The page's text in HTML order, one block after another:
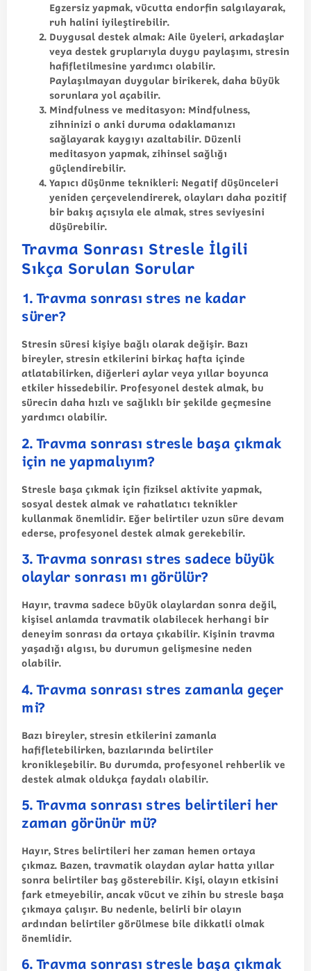
Egzersiz yapmak, vücutta endorfin salgılayarak,
ruh halini iyileştirebilir.
Duygusal destek almak: Aile üyeleri, arkadaşlar
veya destek gruplarıyla duygu paylaşımı, stresin
hafifletilmesine yardımcı olabilir.
Paylaşılmayan duygular birikerek, daha büyük
sorunlara yol açabilir.
Mindfulness ve meditasyon: Mindfulness,
zihninizi o anki duruma odaklamanızı
sağlayarak kaygıyı azaltabilir. Düzenli
meditasyon yapmak, zihinsel sağlığı
güçlendirebilir.
Yapıcı düşünme teknikleri: Negatif düşünceleri
yeniden çerçevelendirerek, olayları daha pozitif
bir bakış açısıyla ele almak, stres seviyesini
düşürebilir.
Travma Sonrası Stresle İlgili
Sıkça Sorulan Sorular
1. Travma sonrası stres ne kadar
sürer?
Stresin süresi kişiye bağlı olarak değişir. Bazı
bireyler, stresin etkilerini birkaç hafta içinde
atlatabilirken, diğerleri aylar veya yıllar boyunca
etkiler hissedebilir. Profesyonel destek almak, bu
sürecin daha hızlı ve sağlıklı bir şekilde geçmesine
yardımcı olabilir.
2. Travma sonrası stresle başa çıkmak
için ne yapmalıyım?
Stresle başa çıkmak için fiziksel aktivite yapmak,
sosyal destek almak ve rahatlatıcı teknikler
kullanmak önemlidir. Eğer belirtiler uzun süre devam
ederse, profesyonel destek almak gerekebilir.
3. Travma sonrası stres sadece büyük
olaylar sonrası mı görülür?
Hayır, travma sadece büyük olaylardan sonra değil,
kişisel anlamda travmatik olabilecek herhangi bir
deneyim sonrası da ortaya çıkabilir. Kişinin travma
yaşadığı algısı, bu durumun gelişmesine neden
olabilir.
4. Travma sonrası stres zamanla geçer
mi?
Bazı bireyler, stresin etkilerini zamanla
hafifletebilirken, bazılarında belirtiler
kronikleşebilir. Bu durumda, profesyonel rehberlik ve
destek almak oldukça faydalı olabilir.
5. Travma sonrası stres belirtileri her
zaman görünür mü?
Hayır, Stres belirtileri her zaman hemen ortaya
çıkmaz. Bazen, travmatik olaydan aylar hatta yıllar
sonra belirtiler baş gösterebilir. Kişi, olayın etkisini
fark etmeyebilir, ancak vücut ve zihin bu stresle başa
çıkmaya çalışır. Bu nedenle, belirli bir olayın
ardından belirtiler görülmese bile dikkatli olmak
önemlidir.
6. Travma sonrası stresle başa çıkmak